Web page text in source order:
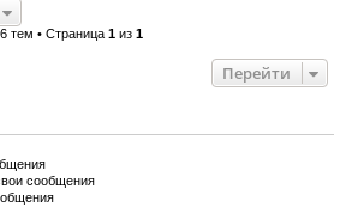
6 тем • Страница 1из 1
Перейти
сообщения